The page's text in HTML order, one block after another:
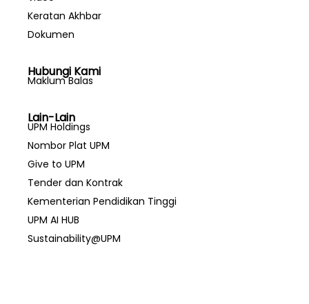
Keratan Akhbar
Dokumen
Hubungi Kami
Maklum Balas
Lain-Lain
UPM Holdings
Nombor Plat UPM
Give to UPM
Tender dan Kontrak
Kementerian Pendidikan Tinggi
UPM AI HUB
Sustainability@UPM